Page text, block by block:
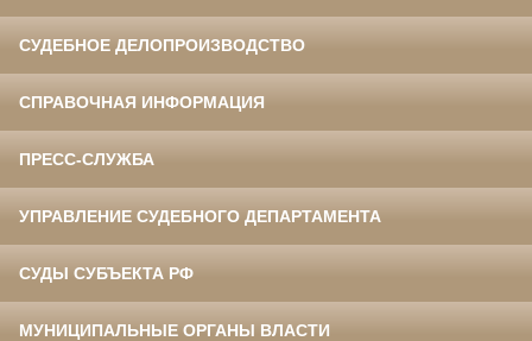
СУДЕБНОЕ ДЕЛОПРОИЗВОДСТВО
СПРАВОЧНАЯ ИНФОРМАЦИЯ
ПРЕСС-СЛУЖБА
УПРАВЛЕНИЕ СУДЕБНОГО ДЕПАРТАМЕНТА
СУДЫ СУБЪЕКТА РФ
МУНИЦИПАЛЬНЫЕ ОРГАНЫ ВЛАСТИ